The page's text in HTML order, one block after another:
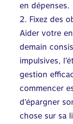
en dépenses.
2. Fixez des
Aider votre
demain
impulsives,
gestion
commencer
d’épargner
chose sur sa